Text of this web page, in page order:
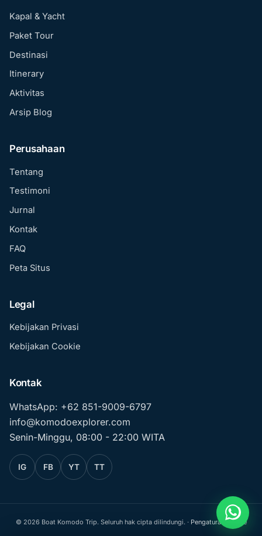
Kapal & Yacht
Paket Tour
Destinasi
Itinerary
Aktivitas
Arsip Blog
Perusahaan
Tentang
Testimoni
Jurnal
Kontak
FAQ
Peta Situs
Legal
Kebijakan Privasi
Kebijakan Cookie
Kontak
WhatsApp: +62 851-9009-6797
info@komodoexplorer.com
Senin-Minggu, 08:00 - 22:00 WITA
IG FB YT TT
© 2026 Boat Komodo Trip. Seluruh hak cipta dilindungi. · Pengaturan cookie